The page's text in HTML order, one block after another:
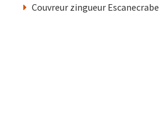
Couvreur zingueur Escanecrabe